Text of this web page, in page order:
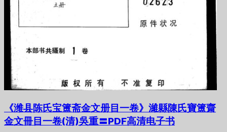
《潍县陈氏宝簠斋金文册目一卷》濰縣陳氏寶簠齋
金文冊目一卷(清)吳重〓PDF高清电子书